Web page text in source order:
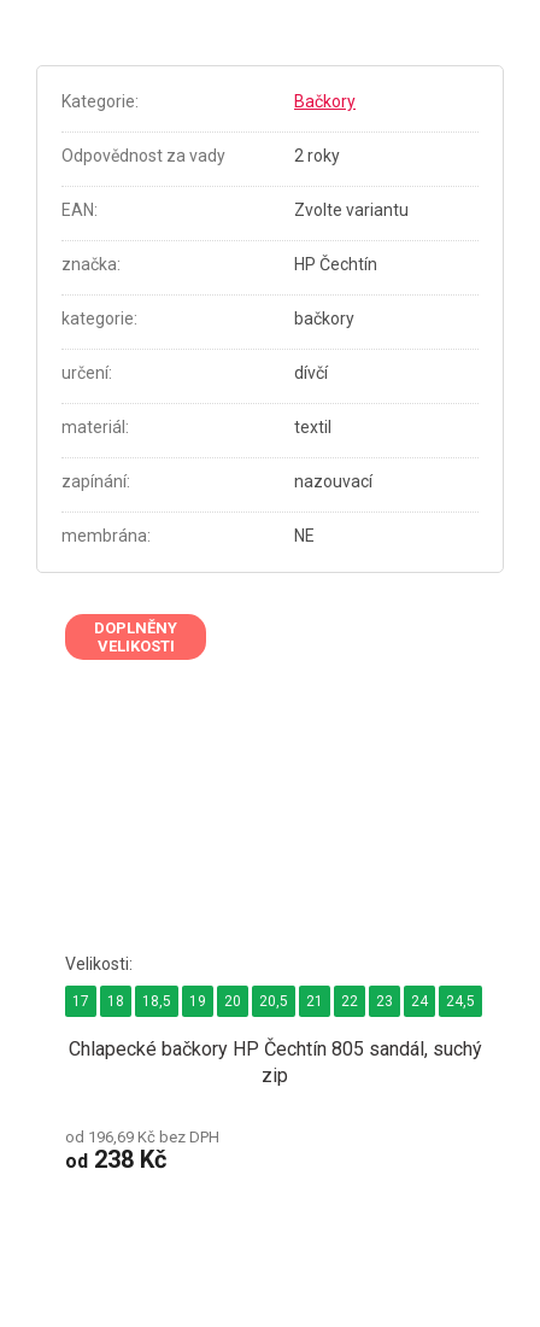
Kategorie: Bačkory
Odpovědnost za vady 2 roky
EAN: Zvolte variantu
značka: HP Čechtín
kategorie: bačkory
určení: dívčí
materiál : textil
zapínání: nazouvací
membrána: NE
DOPLNĚNY
VELIKOSTI
Chlapecké bačkory HP Čechtín 805 sandál, suchý
zip
od 196,69 Kč bez DPH
od 238 Kč
17 18 18,5 19 20 20,5 21 22 23 24 24,5